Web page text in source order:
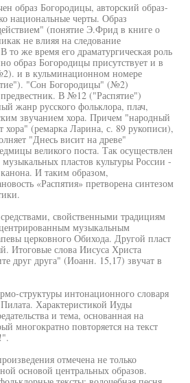
образ Богородицы, авторский образ-
национальные черты. Образ
(понятие Э.Фрид в книге о
не влияя на следование
то же время его драматургическая роль
образ Богородицы присутствует и в
и в кульминационном номере
"Сон Богородицы" (№2)
В №12 ("Распятие")
жанр русского фольклора, плач,
звучанием хора. Причем "народный
хора" (ремарка Ларина, с. 89 рукописи),
"Днесь висит на древе"
великого поста. Так осуществлен
пластов культуры России -
И таким образом,
«Распятия» претворена синтезом
свойственными традициям
музыкальным
церковного Обихода. Другой пласт
Итоговые слова Иисуса Христа
друг друга" (Иоанн. 15,17) звучат в
структуры интонационного словаря
Характеристикой Иуды
и тема, основанная на
многократно повторяется на текст
отмечена не только
основой центральных образов.